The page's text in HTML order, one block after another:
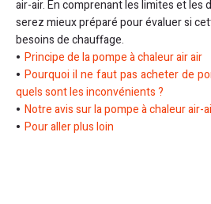
air-air. En comprenant les limites et les
serez mieux préparé pour évaluer si
besoins de chauffage.
Principe de la pompe à chaleur air air
Pourquoi il ne faut pas acheter de
quels sont les inconvénients ?
Notre avis sur la pompe à chaleur air-
Pour aller plus loin